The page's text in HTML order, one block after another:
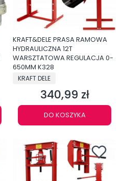
KRAFT&DELE PRASA RAMOWA
HYDRAULICZNA 12T
WARSZTATOWA REGULACJA 0-
650MM K328
PRODUCENT
KRAFT DELE
Cena
340,99 zł
DO KOSZYKA